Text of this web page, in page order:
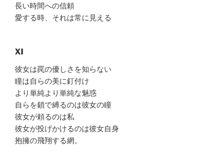
長い時間への信頼
愛する時、それは常に見える
XI
彼女は罠の優しさを知らない
瞳は自らの美に釘付け
より単純より単純な魅惑
自らを鎖で縛るのは彼女の瞳
彼女が頼るのは私
彼女が投げかけるのは彼女自身
抱擁の飛翔する網。